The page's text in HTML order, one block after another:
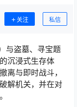
关注 私信
与盗墓、寻宝题
沉浸式生存体
离与即时战斗，
解机关，并在对